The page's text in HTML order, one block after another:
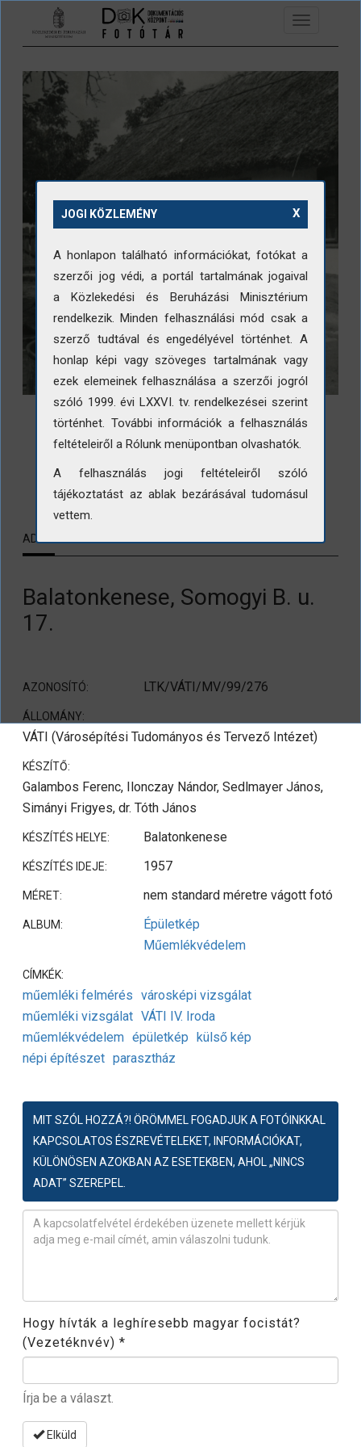
Ugrás a tartalomra
Toggle
navigation
LETÖLTÉS
ADATLAP KAPCSOLÓDÓ TARTALMAK
Balatonkenese, Somogyi B. u.
17.
AZONOSÍTÓ: LTK/VÁTI/MV/99/276
ÁLLOMÁNY:
VÁTI (Városépítési Tudományos és Tervező Intézet)
KÉSZÍTŐ:
Galambos Ferenc, Ilonczay Nándor, Sedlmayer János,
Simányi Frigyes, dr. Tóth János
KÉSZÍTÉS HELYE: Balatonkenese
KÉSZÍTÉS IDEJE: 1957
MÉRET: nem standard méretre vágott fotó
ALBUM:
Épületkép
Műemlékvédelem
CÍMKÉK:
műemléki felmérés városképi vizsgálat
műemléki vizsgálat VÁTI IV. Iroda
műemlékvédelem épületkép
külső kép
népi építészet parasztház
MIT SZÓL HOZZÁ?! ÖRÖMMEL FOGADJUK A FOTÓINKKAL
KAPCSOLATOS ÉSZREVÉTELEKET, INFORMÁCIÓKAT,
KÜLÖNÖSEN AZOKBAN AZ ESETEKBEN, AHOL „NINCS
ADAT” SZEREPEL.
Hogy hívták a leghíresebb magyar focistát?
(Vezetéknvév) *
Írja be a választ.
Elküld
X
JOGI KÖZLEMÉNY
A honlapon található információkat, fotókat a
szerzői jog védi, a portál tartalmának jogaival
a Közlekedési és Beruházási Minisztérium
rendelkezik. Minden felhasználási mód csak a
szerző tudtával és engedélyével történhet. A
honlap képi vagy szöveges tartalmának vagy
ezek elemeinek felhasználása a szerzői jogról
szóló 1999. évi LXXVI. tv. rendelkezései szerint
történhet. További információk a felhasználás
feltételeiről a Rólunk menüpontban olvashatók.
A felhasználás jogi feltételeiről szóló
tájékoztatást az ablak bezárásával tudomásul
vettem.